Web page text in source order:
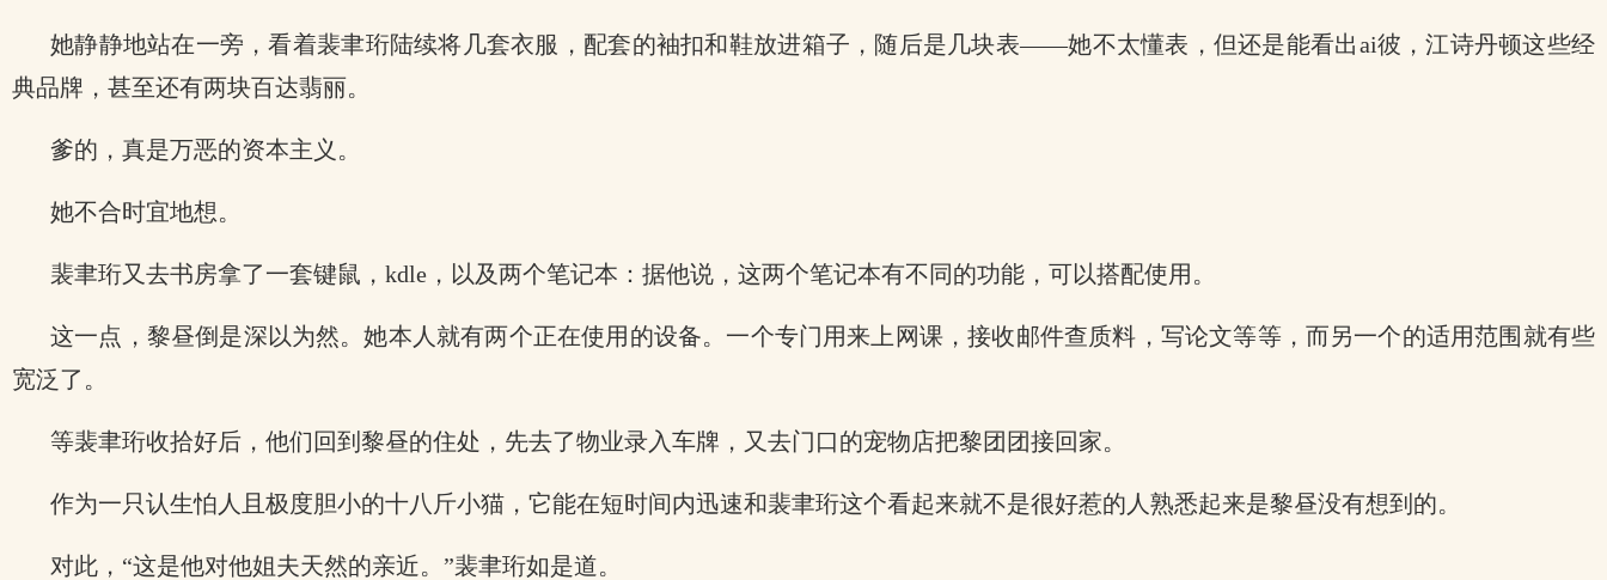
她静静地站在一旁，看着裴聿珩陆续将几套衣服，配套的袖扣和鞋放进箱子，随后是几块表——她不太懂表，但还是能看出ai彼，江诗丹顿这些经
典品牌，甚至还有两块百达翡丽。
爹的，真是万恶的资本主义。
她不合时宜地想。
裴聿珩又去书房拿了一套键鼠，kdle，以及两个笔记本：据他说，这两个笔记本有不同的功能，可以搭配使用。
这一点，黎昼倒是深以为然。她本人就有两个正在使用的设备。一个专门用来上网课，接收邮件查质料，写论文等等，而另一个的适用范围就有些
宽泛了。
等裴聿珩收拾好后，他们回到黎昼的住处，先去了物业录入车牌，又去门口的宠物店把黎团团接回家。
作为一只认生怕人且极度胆小的十八斤小猫，它能在短时间内迅速和裴聿珩这个看起来就不是很好惹的人熟悉起来是黎昼没有想到的。
对此，“这是他对他姐夫天然的亲近。”裴聿珩如是道。